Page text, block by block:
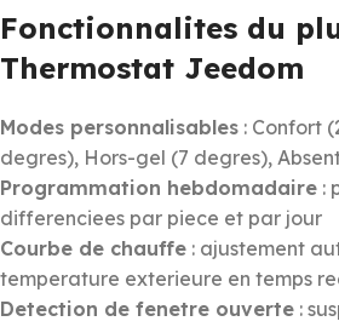
Fonctionnalites du
Thermostat Jeedom
Modes personnalisables : Confort
degres), Hors-gel (7 degres),
Programmation hebdomadaire :
differenciees par piece et par jour
Courbe de chauffe : ajustement
temperature exterieure en temps
Detection de fenetre ouverte :